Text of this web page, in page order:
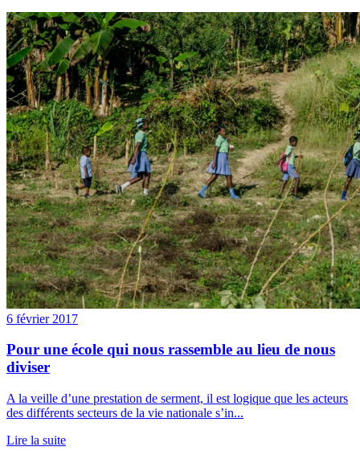
6 février 2017
Pour une école qui nous rassemble au lieu de nous
diviser
A la veille d’une prestation de serment, il est logique que les acteurs
des différents secteurs de la vie nationale s’in...
Lire la suite